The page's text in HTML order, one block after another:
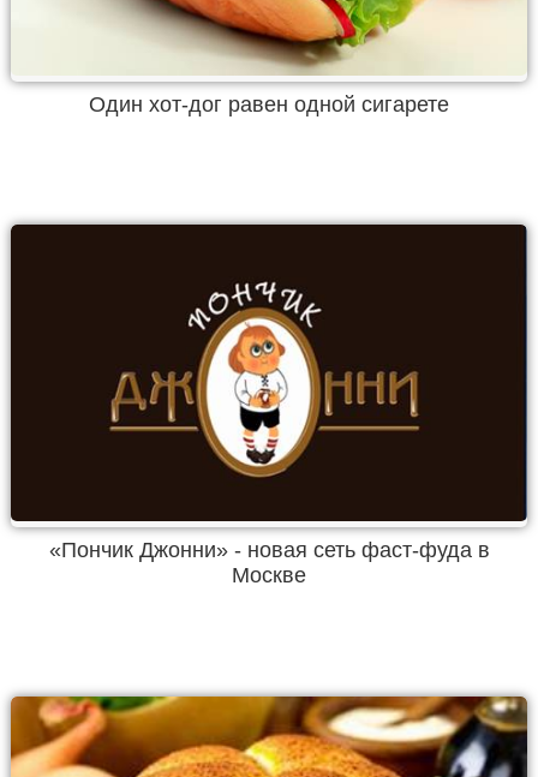
Один хот-дог равен одной сигарете
«Пончик Джонни» - новая сеть фаст-фуда в
Москве